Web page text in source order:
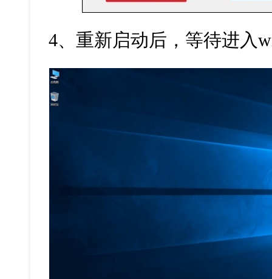
4、重新启动后，等待进入